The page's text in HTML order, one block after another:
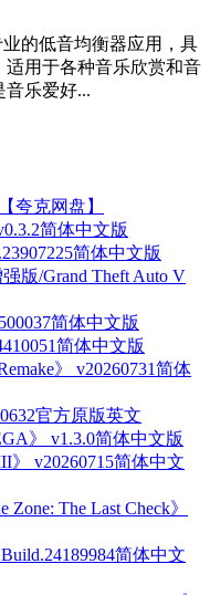
业的低音均衡器应用，具
用于各种音乐欣赏和音
乐爱好...
夸克网盘】
简体中文版
简体中文版
版/Grand Theft Auto V
简体中文版
简体中文版
》 v20260731简体
官方原版英文
》 v1.3.0简体中文版
》 v20260715简体中文
The Last Check》
简体中文